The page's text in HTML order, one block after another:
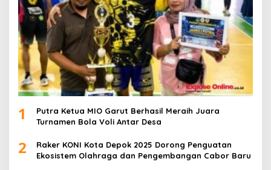
1
Putra Ketua MIO Garut Berhasil Meraih Juara
Turnamen Bola Voli Antar Desa
2
Raker KONI Kota Depok 2025 Dorong Penguatan
Ekosistem Olahraga dan Pengembangan Cabor Baru